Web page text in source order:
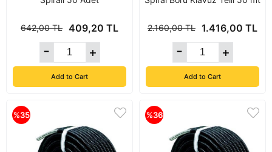
409,20 TL
642,00 TL
Add to Cart
1.416,00 TL
2.160,00 TL
Add to Cart
%35 %36